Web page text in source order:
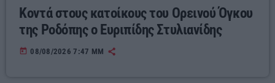
Κοντά στους κατοίκους του Ορεινού Όγκου
της Ροδόπης ο Ευριπίδης Στυλιανίδης
today 08/08/2026 7:47 ΜΜ